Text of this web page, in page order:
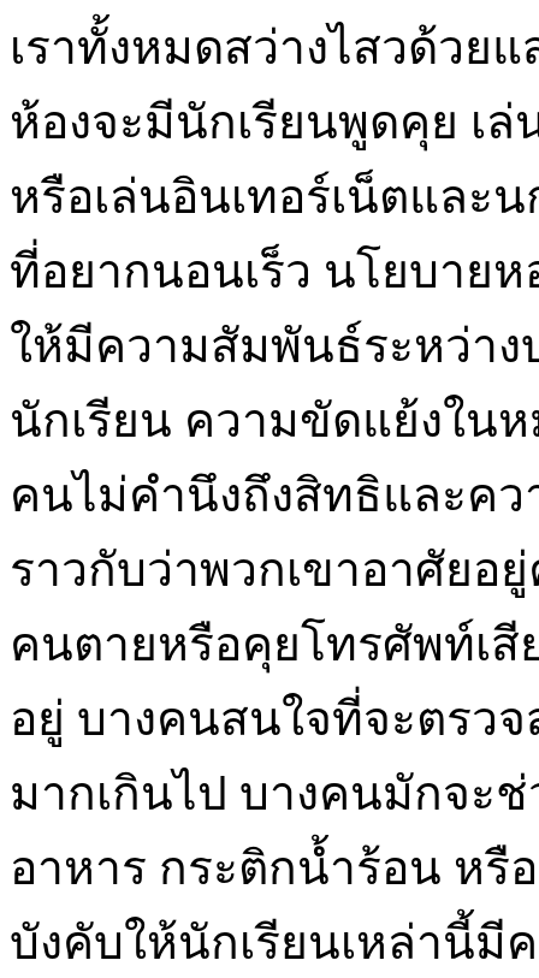
เราทั้งหมดสว่างไสวด้วย
ห้องจะมีนักเรียนพูดคุย เล่
หรือเล่นอินเทอร์เน็ตและ
ที่อยากนอนเร็ว นโยบาย
ให้มีความสัมพันธ์ระหว่า
นักเรียน ความขัดแย้งใน
คนไม่คำนึงถึงสิทธิและค
ราวกับว่าพวกเขาอาศัยอ
คนตายหรือคุยโทรศัพท์เ
อยู่ บางคนสนใจที่จะตรว
มากเกินไป บางคนมักจะช่
อาหาร กระติกน้ำร้อน หรื
บังคับให้นักเรียนเหล่านี้มี